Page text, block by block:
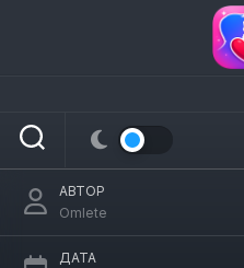
Впервые увидел
первом классе
АВТОР
Omlete
ДАТА